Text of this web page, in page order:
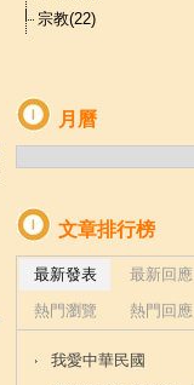
宗教(22)
月曆
文章排行榜
最新發表 最新回應
熱門瀏覽
熱門回應
我愛中華民國